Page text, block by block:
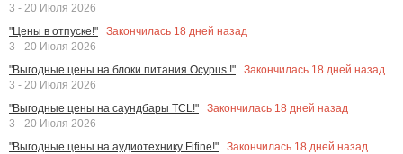
3 - 20 Июля 2026
"Цены в отпуске!"
Закончилась 18 дней назад
3 - 20 Июля 2026
"Выгодные цены на блоки питания Ocypus !"
Закончилась 18 дней назад
3 - 20 Июля 2026
"Выгодные цены на саундбары TCL!"
Закончилась 18 дней назад
3 - 20 Июля 2026
"Выгодные цены на аудиотехнику Fifine!"
Закончилась 18 дней назад